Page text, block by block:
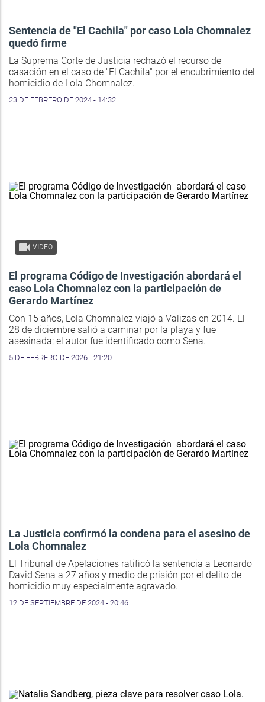
Sentencia de "El Cachila" por caso Lola Chomnalez
quedó firme
La Suprema Corte de Justicia rechazó el recurso de
casación en el caso de "El Cachila" por el encubrimiento del
homicidio de Lola Chomnalez.
23 DE FEBRERO DE 2024 - 14:32
VIDEO
El programa Código de Investigación abordará el
caso Lola Chomnalez con la participación de
Gerardo Martínez
Con 15 años, Lola Chomnalez viajó a Valizas en 2014. El
28 de diciembre salió a caminar por la playa y fue
asesinada; el autor fue identificado como Sena.
5 DE FEBRERO DE 2026 - 21:20
La Justicia confirmó la condena para el asesino de
Lola Chomnalez
El Tribunal de Apelaciones ratificó la sentencia a Leonardo
David Sena a 27 años y medio de prisión por el delito de
homicidio muy especialmente agravado.
12 DE SEPTIEMBRE DE 2024 - 20:46